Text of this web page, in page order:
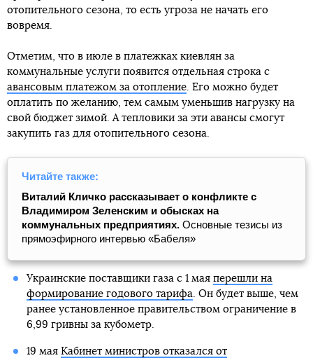
отопительного сезона, то есть угроза не начать его
вовремя.
Отметим, что в июле в платежках киевлян за
коммунальные услуги появится отдельная строка с
авансовым платежом за отопление. Его можно будет
оплатить по желанию, тем самым уменьшив нагрузку на
свой бюджет зимой. А тепловики за эти авансы смогут
закупить газ для отопительного сезона.
Читайте также:
Виталий Кличко рассказывает о конфликте с
Владимиром Зеленским и обысках на
коммунальных предприятиях. Основные тезисы из
прямоэфирного интервью «Бабеля»
Украинские поставщики газа с 1 мая перешли на
формирование годового тарифа. Он будет выше, чем
ранее установленное правительством ограничение в
6,99 гривны за кубометр.
19 мая Кабинет министров отказался от